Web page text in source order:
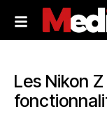
Les Nikon